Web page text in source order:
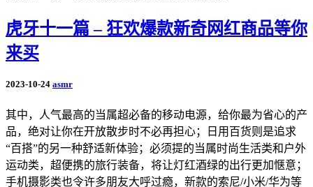
虎牙十一篇 – 狂欢爆款新奇网红商品等你
来买
2023-10-24 asmr
其中，人气最高的当属超必备的移动电源，给你最为省心的产
品，绝对让你在开放散步时不必再担心；日用百货则是追求
“百搭”的另一种舒适新体验；必须提的当属时尚生活类和户外
运动类，超便携的旅行装备，将让灯红酒绿的出行更加惬意；
手机摄影类也令许多朋友大呼过瘾，新款的索尼/小米/华为等